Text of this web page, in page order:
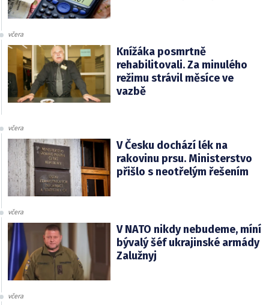
včera
Knížáka posmrtně
rehabilitovali. Za minulého
režimu strávil měsíce ve
vazbě
včera
V Česku dochází lék na
rakovinu prsu. Ministerstvo
přišlo s neotřelým řešením
včera
V NATO nikdy nebudeme, míní
bývalý šéf ukrajinské armády
Zalužnyj
včera